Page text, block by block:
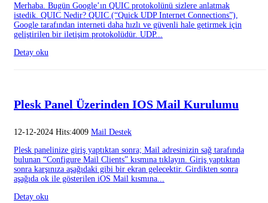
Merhaba. Bugün Google’ın QUIC protokolünü sizlere anlatmak
istedik. QUIC Nedir? QUIC (“Quick UDP Internet Connections”),
Google tarafından interneti daha hızlı ve güvenli hale getirmek için
geliştirilen bir iletişim protokolüdür. UDP...
Detay oku
Plesk Panel Üzerinden IOS Mail Kurulumu
12-12-2024 Hits:4009 Mail Destek
Plesk panelinize giriş yaptıktan sonra; Mail adresinizin sağ tarafında
bulunan “Configure Mail Clients” kısmına tıklayın. Giriş yaptıktan
sonra karşınıza aşağıdaki gibi bir ekran gelecektir. Girdikten sonra
aşağıda ok ile gösterilen iOS Mail kısmına...
Detay oku